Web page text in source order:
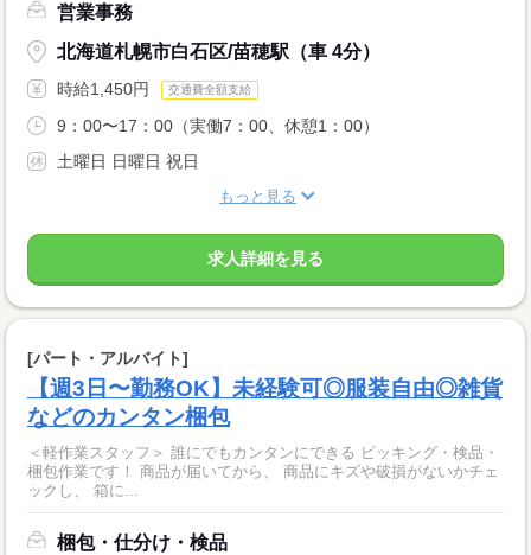
営業事務
北海道札幌市白石区/苗穂駅（車 4分）
時給1,450円 交通費全額支給
9：00〜17：00（実働7：00、休憩1：00）
土曜日 日曜日 祝日
もっと見る
求人詳細を見る
[パート・アルバイト]
【週3日〜勤務OK】未経験可◎服装自由◎雑貨
などのカンタン梱包
＜軽作業スタッフ＞ 誰にでもカンタンにできる ピッキング・検品・
梱包作業です！ 商品が届いてから、 商品にキズや破損がないかチェ
ックし、 箱に...
梱包・仕分け・検品